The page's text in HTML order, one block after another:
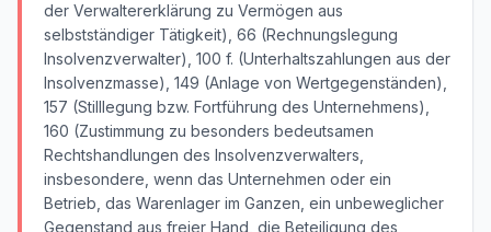
der Verwaltererklärung zu Vermögen aus
selbstständiger Tätigkeit), 66 (Rechnungslegung
Insolvenzverwalter), 100 f. (Unterhaltszahlungen aus der
Insolvenzmasse), 149 (Anlage von Wertgegenständen),
157 (Stilllegung bzw. Fortführung des Unternehmens),
160 (Zustimmung zu besonders bedeutsamen
Rechtshandlungen des Insolvenzverwalters,
insbesondere, wenn das Unternehmen oder ein
Betrieb, das Warenlager im Ganzen, ein unbeweglicher
Gegenstand aus freier Hand, die Beteiligung des